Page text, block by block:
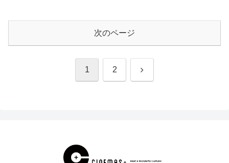
次のページ
1 2 次